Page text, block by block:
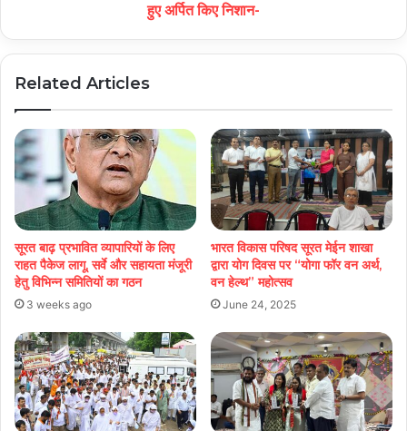
हुए अर्पित किए निशान-
Related Articles
सूरत बाढ़ प्रभावित व्यापारियों के लिए
राहत पैकेज लागू, सर्वे और सहायता मंजूरी
हेतु विभिन्न समितियों का गठन
3 weeks ago
भारत विकास परिषद सूरत मेईन शाखा
द्वारा योग दिवस पर “योगा फॉर वन अर्थ,
वन हेल्थ” महोत्सव
June 24, 2025